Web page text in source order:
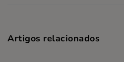
Artigos relacionados